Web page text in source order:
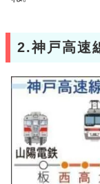
2.神戸高速